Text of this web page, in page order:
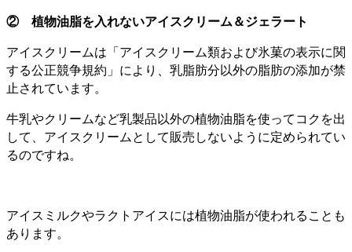
② 植物油脂を入れないアイスクリーム＆ジェラート
アイスクリームは「アイスクリーム類および氷菓の表示に関
する公正競争規約」により、乳脂肪分以外の脂肪の添加が禁
止されています。
牛乳やクリームなど乳製品以外の植物油脂を使ってコクを出
して、アイスクリームとして販売しないように定められてい
るのですね。
アイスミルクやラクトアイスには植物油脂が使われることも
あります。